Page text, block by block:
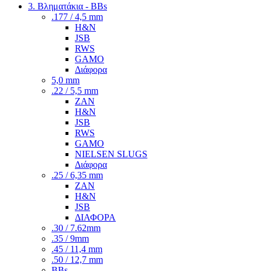
3. Βληματάκια - BBs
.177 / 4,5 mm
H&N
JSB
RWS
GAMO
Διάφορα
5,0 mm
.22 / 5,5 mm
ZAN
H&N
JSB
RWS
GAMO
NIELSEN SLUGS
Διάφορα
.25 / 6,35 mm
ZAN
H&N
JSB
ΔΙΑΦΟΡΑ
.30 / 7.62mm
.35 / 9mm
.45 / 11,4 mm
.50 / 12,7 mm